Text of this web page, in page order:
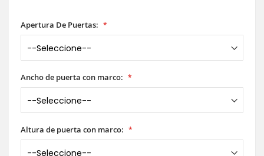
Apertura De Puertas:
Ancho de puerta con marco:
Altura de puerta con marco: